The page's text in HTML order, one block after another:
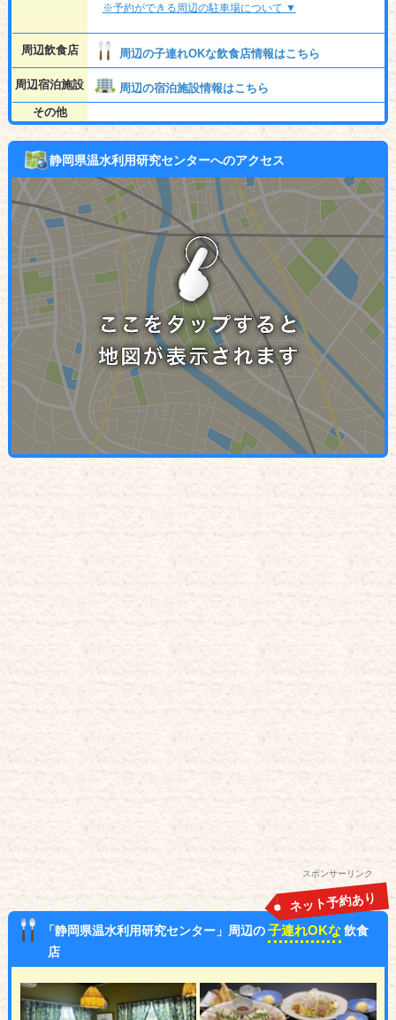
※予約ができる周辺の駐車場について ▼
周辺飲食店 周辺の子連れOKな飲食店情報はこちら
周辺宿泊施設
周辺の宿泊施設情報はこちら
その他
静岡県温水利用研究センターへのアクセス
スポンサーリンク
「静岡県温水利用研究センター」周辺の子連れOKな 飲食
店
ネット予約あり